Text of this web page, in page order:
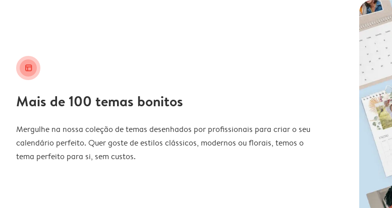
layout_alt
Mais de 100 temas bonitos
Mergulhe na nossa coleção de temas desenhados por profissionais para criar o seu
calendário perfeito. Quer goste de estilos clássicos, modernos ou florais, temos o
tema perfeito para si, sem custos.